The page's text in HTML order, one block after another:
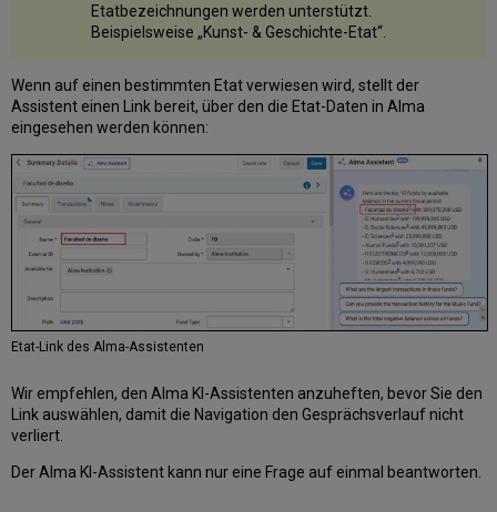
Etatbezeichnungen werden unterstützt.
Beispielsweise „Kunst- & Geschichte-Etat“.
Wenn auf einen bestimmten Etat verwiesen wird, stellt der
Assistent einen Link bereit, über den die Etat-Daten in Alma
eingesehen werden können:
Etat-Link des Alma-Assistenten
Wir empfehlen, den Alma KI-Assistenten anzuheften, bevor Sie den
Link auswählen, damit die Navigation den Gesprächsverlauf nicht
verliert.
Der Alma KI-Assistent kann nur eine Frage auf einmal beantworten.